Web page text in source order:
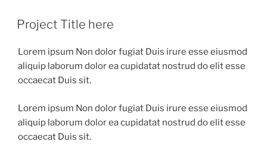
Project Title here
Lorem ipsum Non dolor fugiat Duis irure esse eiusmod
aliquip laborum dolor ea cupidatat nostrud do elit esse
occaecat Duis sit.
Lorem ipsum Non dolor fugiat Duis irure esse eiusmod
aliquip laborum dolor ea cupidatat nostrud do elit esse
occaecat Duis sit.